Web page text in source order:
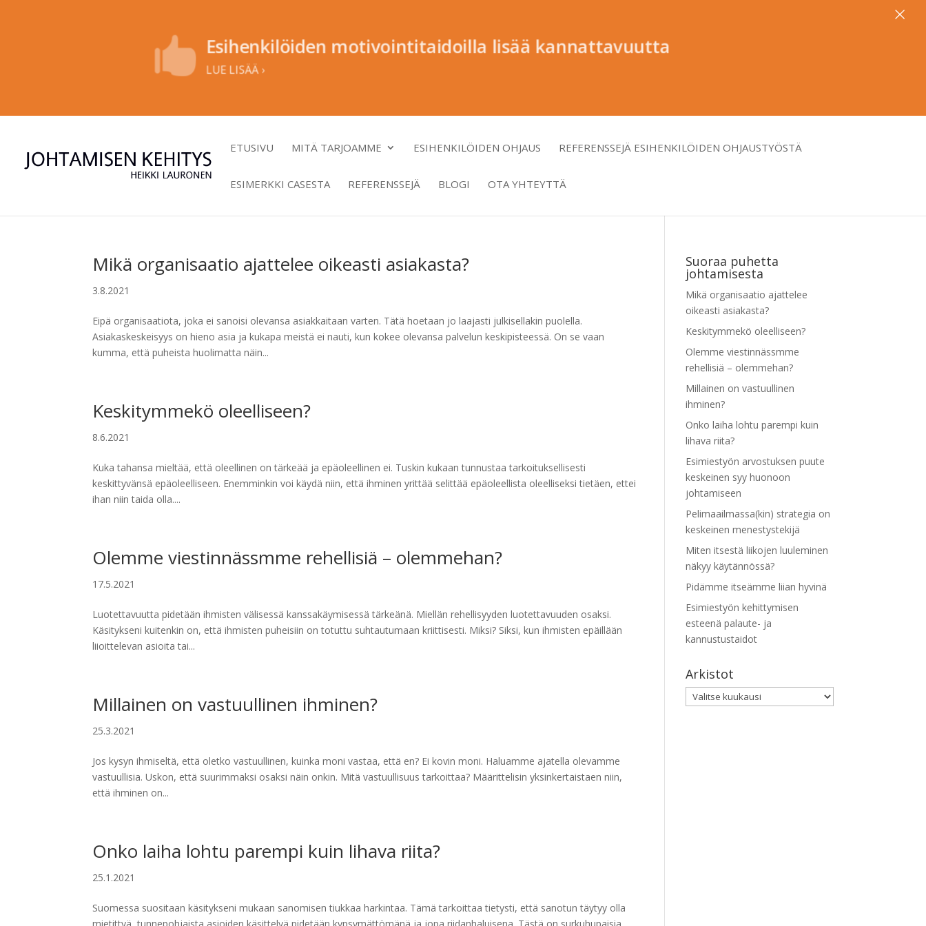
ETUSIVU MITÄ TARJOAMME ESIHENKILÖIDEN OHJAUS REFERENSSEJÄ ESIHENKILÖIDEN OHJAUSTYÖSTÄ
ESIMERKKI CASESTA REFERENSSEJÄ BLOGI OTA YHTEYTTÄ
Mikä organisaatio ajattelee oikeasti asiakasta?
3.8.2021
Eipä organisaatiota, joka ei sanoisi olevansa asiakkaitaan varten. Tätä hoetaan jo laajasti julkisellakin puolella.
Asiakaskeskeisyys on hieno asia ja kukapa meistä ei nauti, kun kokee olevansa palvelun keskipisteessä. On se vaan
kumma, että puheista huolimatta näin...
Keskitymmekö oleelliseen?
8.6.2021
Kuka tahansa mieltää, että oleellinen on tärkeää ja epäoleellinen ei. Tuskin kukaan tunnustaa tarkoituksellisesti
keskittyvänsä epäoleelliseen. Enemminkin voi käydä niin, että ihminen yrittää selittää epäoleellista oleelliseksi tietäen, ettei
ihan niin taida olla....
Olemme viestinnässmme rehellisiä – olemmehan?
17.5.2021
Luotettavuutta pidetään ihmisten välisessä kanssakäymisessä tärkeänä. Miellän rehellisyyden luotettavuuden osaksi.
Käsitykseni kuitenkin on, että ihmisten puheisiin on totuttu suhtautumaan kriittisesti. Miksi? Siksi, kun ihmisten epäillään
liioittelevan asioita tai...
Millainen on vastuullinen ihminen?
25.3.2021
Jos kysyn ihmiseltä, että oletko vastuullinen, kuinka moni vastaa, että en? Ei kovin moni. Haluamme ajatella olevamme
vastuullisia. Uskon, että suurimmaksi osaksi näin onkin. Mitä vastuullisuus tarkoittaa? Määrittelisin yksinkertaistaen niin,
että ihminen on...
Onko laiha lohtu parempi kuin lihava riita?
25.1.2021
Suomessa suositaan käsitykseni mukaan sanomisen tiukkaa harkintaa. Tämä tarkoittaa tietysti, että sanotun täytyy olla
Suoraa puhetta
johtamisesta
Mikä organisaatio ajattelee
oikeasti asiakasta?
Keskitymmekö oleelliseen?
Olemme viestinnässmme
rehellisiä – olemmehan?
Millainen on vastuullinen
ihminen?
Onko laiha lohtu parempi kuin
lihava riita?
Esimiestyön arvostuksen puute
keskeinen syy huonoon
johtamiseen
Pelimaailmassa(kin) strategia on
keskeinen menestystekijä
Miten itsestä liikojen luuleminen
näkyy käytännössä?
Pidämme itseämme liian hyvinä
Esimiestyön kehittymisen
esteenä palaute- ja
kannustustaidot
Arkistot
Arkistot
 Esihenkilöiden motivointitaidoilla lisää kannattavuutta
LUE LISÄÄ ›
×